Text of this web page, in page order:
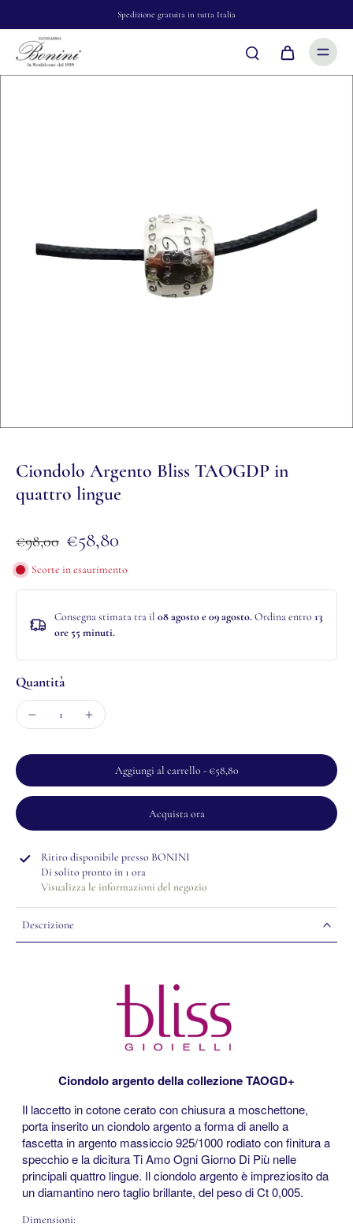
Spedizione gratuita in tutta Italia
Ciondolo Argento Bliss TAOGDP in
quattro lingue
€98,00 €58,80
Scorte in esaurimento
Consegna stimata tra il 08 agosto e 09 agosto.Ordina entro13
ore 55 minuti.
Quantità
Aggiungi al carrello-€58,80
Acquista ora
Ritiro disponibile presso BONINI
Di solito pronto in 1 ora
Visualizza le informazioni del negozio
Descrizione
Ciondolo argento della collezione TAOGD+
Il laccetto in cotone cerato con chiusura a moschettone,
porta inserito un ciondolo argento a forma di anello a
fascetta in argento massiccio 925/1000 rodiato con finitura a
specchio e la dicitura Ti Amo Ogni Giorno Di Più nelle
principali quattro lingue. Il ciondolo argento è impreziosito da
un diamantino nero taglio brillante, del peso di Ct 0,005.
Dimensioni: